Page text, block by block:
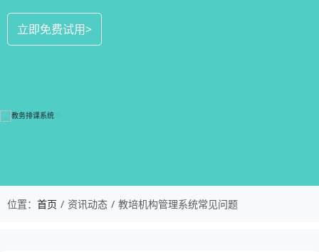
立即免费试用>
立即免费试用>
立即免费试用>
位置： 首页 资讯动态 教培机构管理系统常见问题